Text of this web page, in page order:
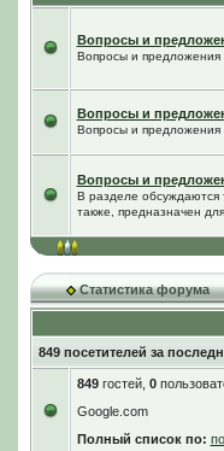
Вопросы и
Вопросы и предложения
Вопросы и
Вопросы и
Вопросы и
В разделе обсуждаются
также, предназначен
Статистика форума
849 посетителей за
849гостей, 0
Google.com
Полный список по: